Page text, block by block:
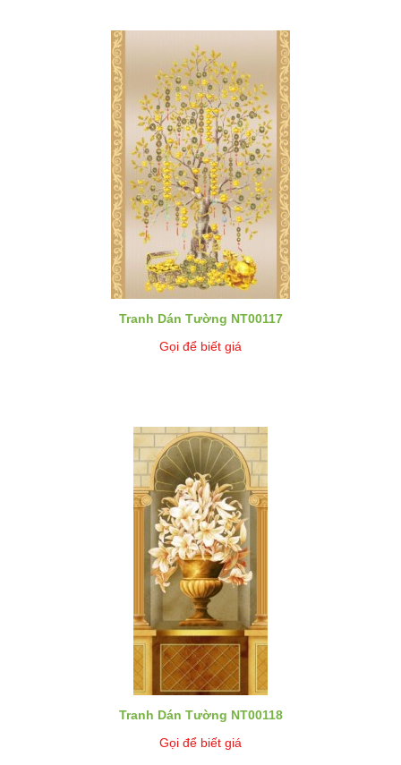
Tranh Dán Tường NT00117
Gọi để biết giá
Tranh Dán Tường NT00118
Gọi để biết giá